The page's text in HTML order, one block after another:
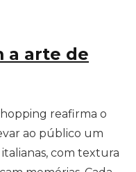
a arte de
reafirma o
ao público um
com textura